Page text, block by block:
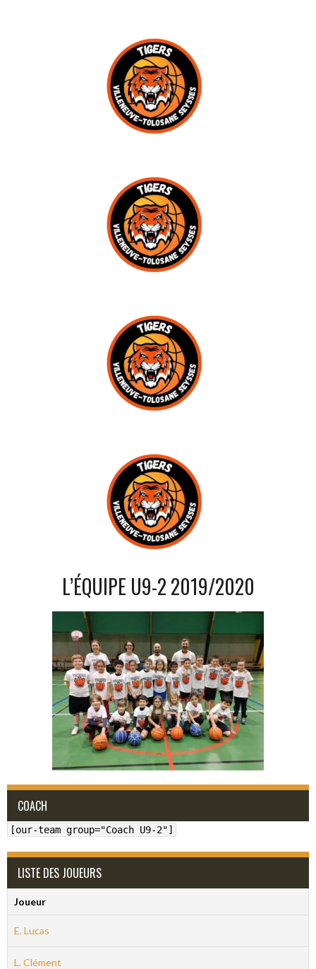
L’ÉQUIPE U9-2 2019/2020
COACH
[our-team group="Coach U9-2"]
LISTE DES JOUEURS
Joueur
E. Lucas
L. Clément